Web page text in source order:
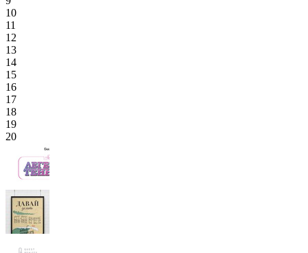
10
11
12
13
14
15
16
17
18
19
20